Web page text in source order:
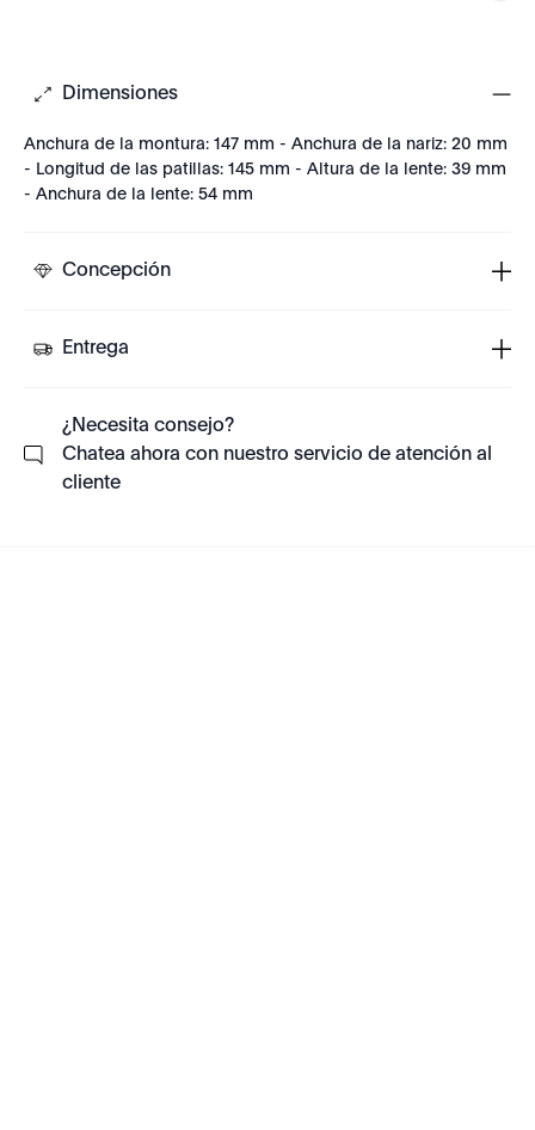
Dimensiones
Anchura de la montura: 147 mm - Anchura de la nariz: 20 mm
- Longitud de las patillas: 145 mm - Altura de la lente: 39 mm
- Anchura de la lente: 54 mm
Concepción
Entrega
¿Necesita consejo?
Chatea ahora con nuestro servicio de atención al
cliente